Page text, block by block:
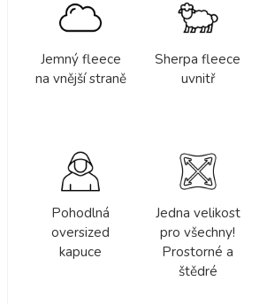
Jemný fleece
na vnější straně
Sherpa fleece
uvnitř
Pohodlná
oversized
kapuce
Jedna velikost
pro všechny!
Prostorné a
štědré